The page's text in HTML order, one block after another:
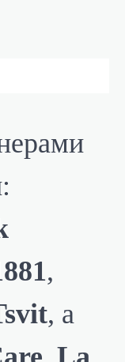
,
, а